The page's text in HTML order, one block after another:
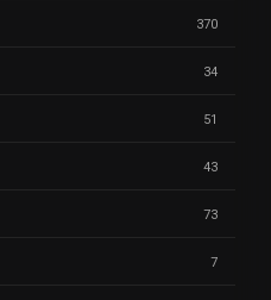
370
34
51
43
73
7